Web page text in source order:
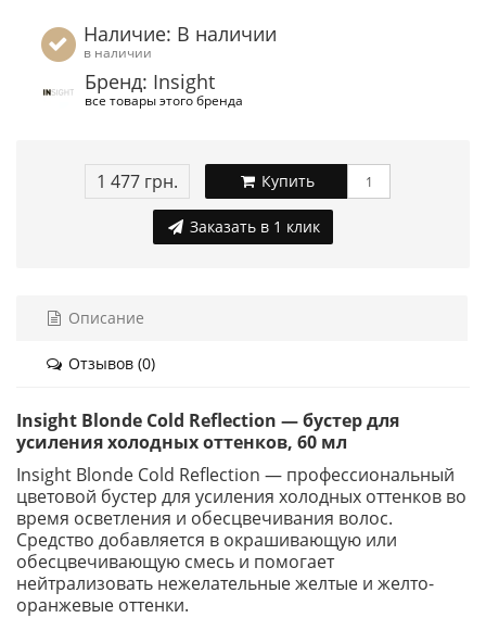
Наличие: В наличии
в наличии
Бренд: Insight
все товары этого бренда
1 477 грн. Купить
Заказать в 1 клик
Описание
Отзывов (0)
Insight Blonde Cold Reflection — бустер для
усиления холодных оттенков, 60 мл
Insight Blonde Cold Reflection — профессиональный
цветовой бустер для усиления холодных оттенков во
время осветления и обесцвечивания волос.
Средство добавляется в окрашивающую или
обесцвечивающую смесь и помогает
нейтрализовать нежелательные желтые и желто-
оранжевые оттенки.